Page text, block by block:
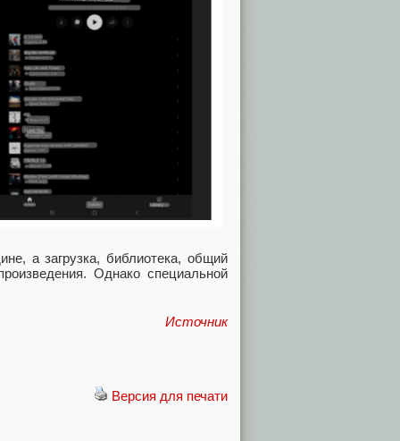
а загрузка, библиотека, общий
Однако специальной
Источник
Версия для печати